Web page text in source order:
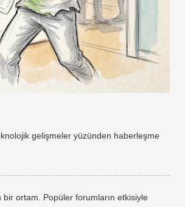
gelişmeler yüzünden haberleşme
ortam. Popüler forumların etkisiyle